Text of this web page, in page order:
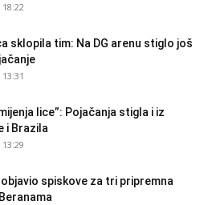
18:22
sklopila tim: Na DG arenu stiglo još
lice”: Pojačanja stigla i iz
i Brazila
spiskove za tri pripremna